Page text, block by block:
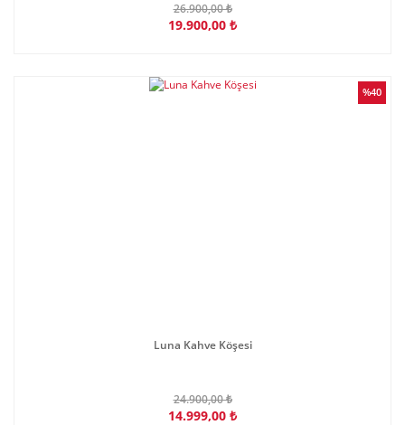
26.900,00 ₺
19.900,00 ₺
%40
Luna Kahve Köşesi
24.900,00 ₺
14.999,00 ₺